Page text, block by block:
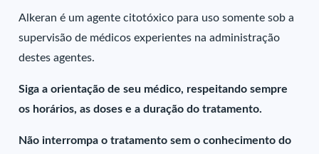
Alkeran é um agente citotóxico para uso somente sob a
supervisão de médicos experientes na administração
destes agentes.
Siga a orientação de seu médico, respeitando sempre
os horários, as doses e a duração do tratamento.
Não interrompa o tratamento sem o conhecimento do